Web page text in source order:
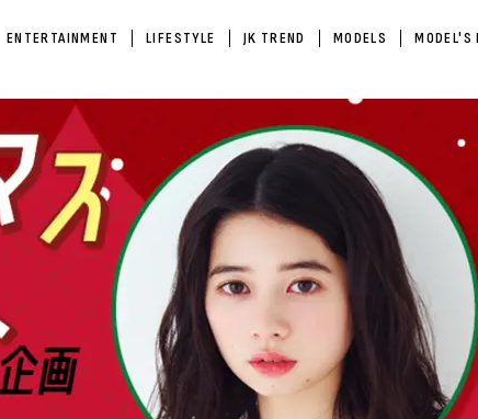
ENTERTAINMENT LIFESTYLE JK TREND MODELS MODEL'S